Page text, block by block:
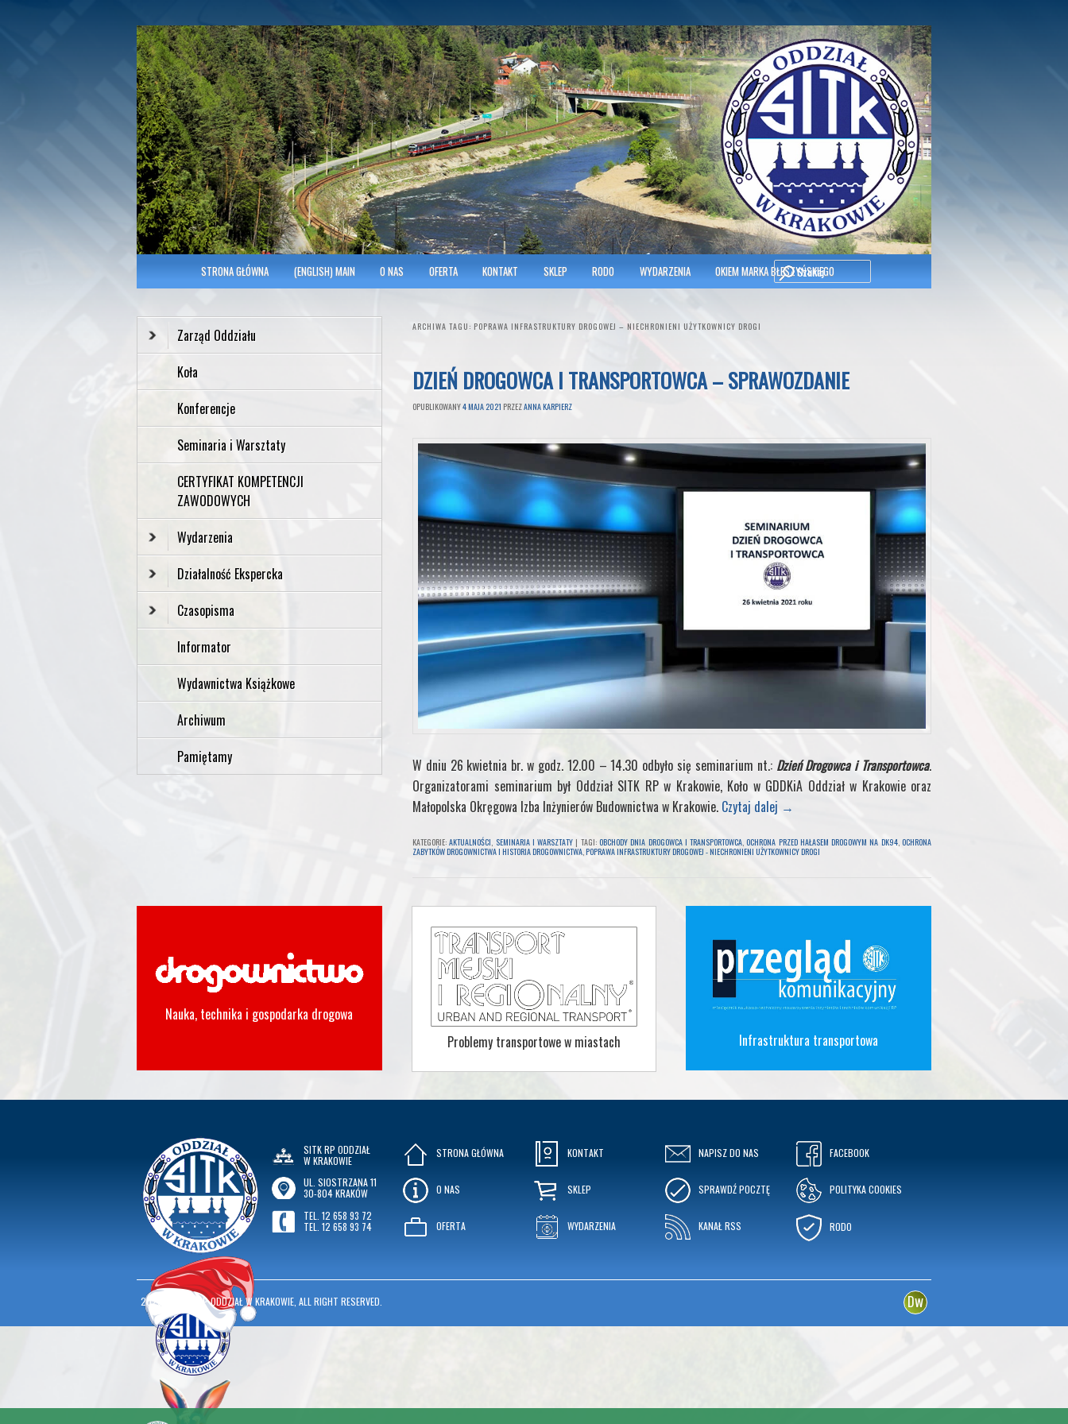
SITK RP Oddział w KRAKOWIE
Polish Association of Engineers & Technicians of Transportation
Szukaj
MENU GŁÓWNESTRONA GŁÓWNA (ENGLISH) MAIN O NAS OFERTA KONTAKT SKLEP RODO WYDARZENIA OKIEM MARKA BŁESZYŃSKIEGO
ARCHIWA TAGU: POPRAWA INFRASTRUKTURY DROGOWEJ – NIECHRONIENI UŻYTKOWNICY DROGI
DZIEŃ DROGOWCA I TRANSPORTOWCA – SPRAWOZDANIE
OPUBLIKOWANY4 MAJA 2021 PRZEZANNA KARPIERZ
W dniu 26 kwietnia br. w godz. 12.00 – 14.30 odbyło się seminarium nt.:Dzień Drogowca i Transportowca.
Organizatorami seminarium był Oddział SITK RP w Krakowie, Koło w GDDKiA Oddział w Krakowie oraz
Małopolska Okręgowa Izba Inżynierów Budownictwa w Krakowie. Czytaj dalej →
KATEGORIE: AKTUALNOŚCI, SEMINARIA I WARSZTATY | TAGI: OBCHODY DNIA DROGOWCA I TRANSPORTOWCA,OCHRONA PRZED HAŁASEM DROGOWYM NA DK94,OCHRONA
ZABYTKÓW DROGOWNICTWA I HISTORIA DROGOWNICTWA,POPRAWA INFRASTRUKTURY DROGOWEJ - NIECHRONIENI UŻYTKOWNICY DROGI
Zarząd Oddziału
Koła
Konferencje
Seminaria i Warsztaty
CERTYFIKAT KOMPETENCJI
ZAWODOWYCH
Wydarzenia
Działalność Ekspercka
Czasopisma
Informator
Wydawnictwa Książkowe
Archiwum
Pamiętamy
Nauka, technika i gospodarka drogowa
Problemy transportowe w miastach
Infrastruktura transportowa
SITK RP ODDZIAŁ
W KRAKOWIE
UL. SIOSTRZANA 11
30-804 KRAKÓW
TEL. 12 658 93 72
TEL. 12 658 93 74
STRONA GŁÓWNA
O NAS
OFERTA
KONTAKT
SKLEP
WYDARZENIA
NAPISZ DO NAS
SPRAWDŹ POCZTĘ
KANAŁ RSS
FACEBOOK
POLITYKA COOKIES
RODO
2026 SITK RP ODDZIAŁ W KRAKOWIE, ALL RIGHT RESERVED. Dw